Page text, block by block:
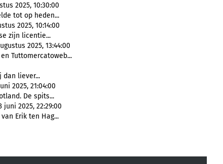
2025, 10:30:00
tot op heden...
2025, 10:14:00
zijn licentie...
2025, 13:44:00
Tuttomercatoweb...
dan liever...
2025, 21:04:00
De spits...
juni 2025, 22:29:00
Erik ten Hag...